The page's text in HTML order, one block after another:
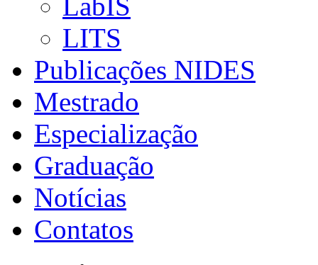
LITS
Publicações NIDES
Mestrado
Especialização
Graduação
Notícias
Contatos